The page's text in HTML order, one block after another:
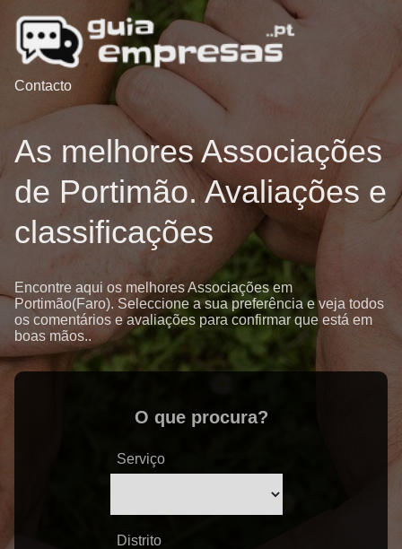
Contacto
As melhores Associações
de Portimão. Avaliações e
classificações
Encontre aqui os melhores Associações em
Portimão(Faro). Seleccione a sua preferência e veja todos
os comentários e avaliações para confirmar que está em
boas mãos..
O que procura?
Serviço
Distrito